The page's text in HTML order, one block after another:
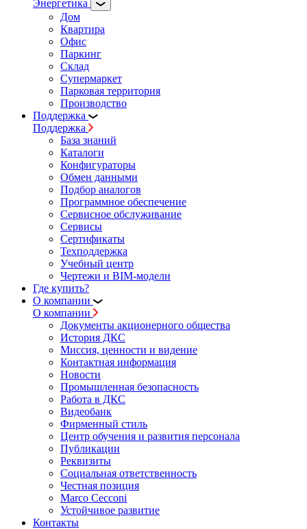
Энергетика
Дом
Квартира
Офис
Паркинг
Склад
Супермаркет
Парковая территория
Производство
Поддержка
Поддержка
База знаний
Каталоги
Конфигураторы
Обмен данными
Подбор аналогов
Программное обеспечение
Сервисное обслуживание
Сервисы
Сертификаты
Техподдержка
Учебный центр
Чертежи и BIM-модели
Где купить?
О компании
О компании
Документы акционерного общества
История ДКС
Миссия, ценности и видение
Контактная информация
Новости
Промышленная безопасность
Работа в ДКС
Видеобанк
Фирменный стиль
Центр обучения и развития персонала
Публикации
Реквизиты
Социальная ответственность
Честная позиция
Marco Cecconi
Устойчивое развитие
Контакты